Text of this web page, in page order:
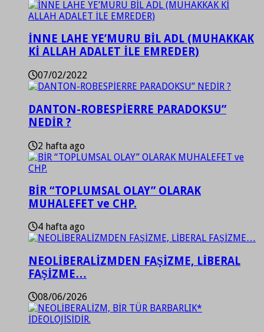
İNNE LAHE YE’MURU BİL ADL (MUHAKKAK
Kİ ALLAH ADALET İLE EMREDER)
07/02/2022
DANTON-ROBESPİERRE PARADOKSU”
NEDİR ?
2 hafta ago
BİR “TOPLUMSAL OLAY” OLARAK
MUHALEFET ve CHP.
4 hafta ago
NEOLİBERALİZMDEN FAŞİZME, LİBERAL
FAŞİZME…
08/06/2026